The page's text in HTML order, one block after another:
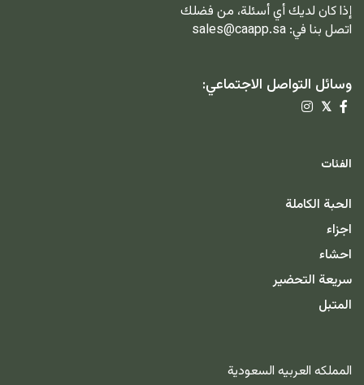
إذا كان لديك أي أسئلة، من فضلك
اتصل بنا في: sales@caapp.sa
وسائل التواصل الاجتماعي:
𝕏
الفئات
الحبة الكاملة
اجزاء
احشاء
سريعة التحضير
المتبل
المملكه العربيه السعودية